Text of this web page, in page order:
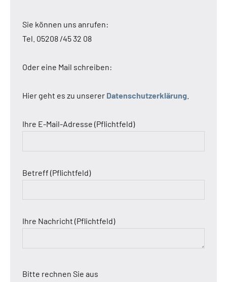
Sie können uns anrufen:
Tel. 05208 /45 32 08
Oder eine Mail schreiben:
Hier geht es zu unserer Datenschutzerklärung
Ihre E-Mail-Adresse (Pflichtfeld)
Betreff (Pflichtfeld)
Ihre Nachricht (Pflichtfeld)
Bitte rechnen Sie aus